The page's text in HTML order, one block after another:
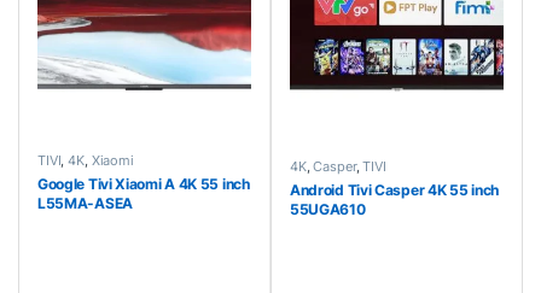
TIVI,4K, Xiaomi
Google Tivi Xiaomi A 4K 55 inch
L55MA-ASEA
4K,Casper,TIVI
Android Tivi Casper 4K 55 inch
55UGA610